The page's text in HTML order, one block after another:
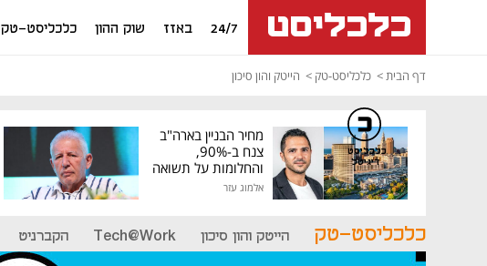
24/7 באזז שוק ההון כלכליסט-טק
דף הבית כלכליסט-טק הייטק והון סיכון
מחיר הבניין בארה"ב
צנח ב-90%,
והחלומות על תשואה
גבוהה התנפצו
אלמוג עזר
כלכליסט-טק הייטק והון סיכון Tech@Work הקברניט
כלכליסט
דיגיטל